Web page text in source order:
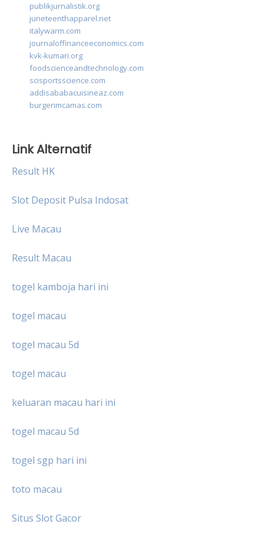
publikjurnalistik.org
juneteenthapparel.net
italywarm.com
journaloffinanceeconomics.com
kvk-kumari.org
foodscienceandtechnology.com
scisportsscience.com
addisababacuisineaz.com
burgerimcamas.com
Link Alternatif
Result HK
Slot Deposit Pulsa Indosat
Live Macau
Result Macau
togel kamboja hari ini
togel macau
togel macau 5d
togel macau
keluaran macau hari ini
togel macau 5d
togel sgp hari ini
toto macau
Situs Slot Gacor